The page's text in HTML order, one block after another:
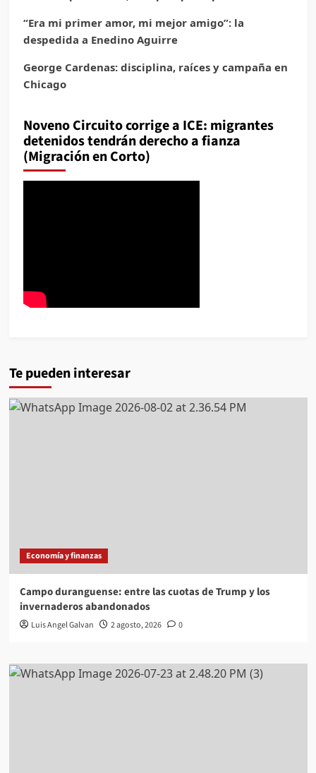
“Era mi primer amor, mi mejor amigo”: la
despedida a Enedino Aguirre
George Cardenas: disciplina, raíces y campaña en
Chicago
Noveno Circuito corrige a ICE: migrantes
detenidos tendrán derecho a fianza
(Migración en Corto)
Te pueden interesar
Economía y finanzas
Campo duranguense: entre las cuotas de Trump y los
invernaderos abandonados
Luis Angel Galvan 2 agosto, 2026 0